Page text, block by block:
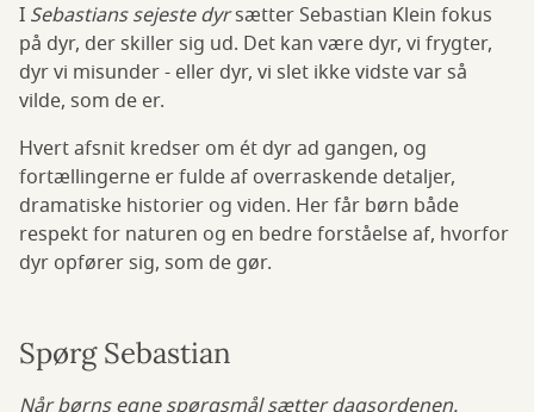
I Sebastians sejeste dyrsætter Sebastian Klein fokus
på dyr, der skiller sig ud. Det kan være dyr, vi frygter,
dyr vi misunder - eller dyr, vi slet ikke vidste var så
vilde, som de er.
Hvert afsnit kredser om ét dyr ad gangen, og
fortællingerne er fulde af overraskende detaljer,
dramatiske historier og viden. Her får børn både
respekt for naturen og en bedre forståelse af, hvorfor
dyr opfører sig, som de gør.
Spørg Sebastian
Når børns egne spørgsmål sætter dagsordenen.